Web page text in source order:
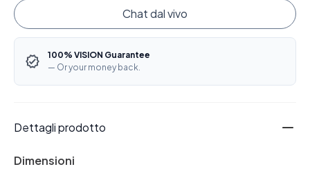
Chat dal vivo
100% VISION Guarantee
— Or your money back.
Dettagli prodotto
Dimensioni